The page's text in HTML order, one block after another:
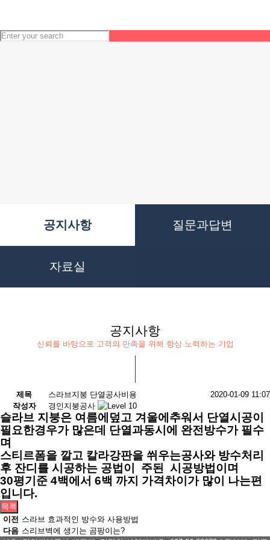
공지사항 질문과답변
자료실
공지사항
신뢰를 바탕으로 고객의 만족을 위해 항상 노력하는 기업
제목 스라브지붕 단열공사비용
2020-01-09 11:07
작성자
경인지붕공사
슬라브 지붕은 여름에덮고 겨울에추워서 단열시공이
필요한경우가 많은데 단열과동시에 완전방수가 필수
며
스티르폼을 깔고 칼라강판을 쒸우는공사와 방수처리
후 잔디를 시공하는 공법이 주된 시공방법이며
30평기준 4백에서 6백 까지 가격차이가 많이 나는편
입니다.
목록
이전 스라브 효과적인 방수와 사용방법
다음 스리브벽에 생기는 곰팡이는?